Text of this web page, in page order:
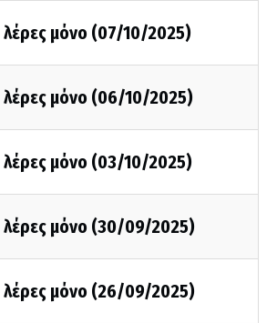
μόνο (07/10/2025)
μόνο (06/10/2025)
μόνο (03/10/2025)
μόνο (30/09/2025)
μόνο (26/09/2025)